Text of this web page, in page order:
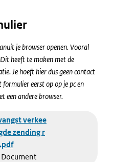
je browser openen. Vooral
heeft te maken met de
Je hoeft hier dus geen contact
eerst op op je pc en
een andere browser.
verkee
zending r
Document